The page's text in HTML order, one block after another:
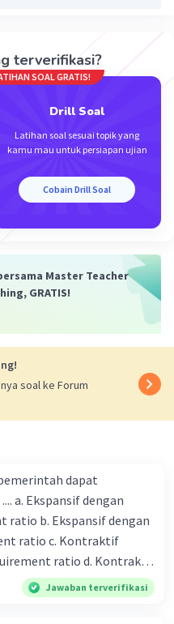
terverifikasi?
SOAL GRATIS!
Drill Soal
Latihan soal sesuai topik yang
kamu mau untuk persiapan ujian
Cobain Drill Soal
Master Teacher
GRATIS!
soal ke Forum
dapat
a. Ekspansif dengan
ratio b. Ekspansif dengan
ratio c. Kontraktif
ratio d. Kontraktif
ratio e.
diskonto Bila Bank
Jawaban terverifikasi